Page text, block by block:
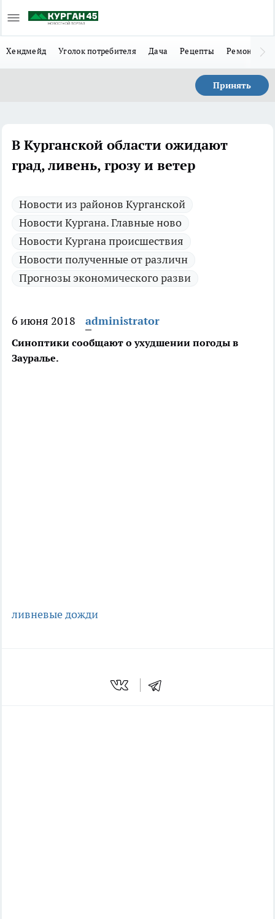
Хендмейд Уголок потребителя Дача Рецепты Ремонт
Принять
В Курганской области ожидают
град, ливень, грозу и ветер
Новости из районов Курганской
Новости Кургана. Главные ново
Новости Кургана происшествия
Новости полученные от различн
Прогнозы экономического разви
6 июня 2018 administrator
Синоптики сообщают о ухудшении погоды в
Зауралье.
ливневые дожди